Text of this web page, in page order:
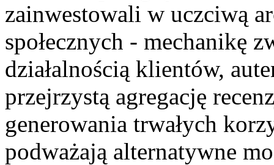
zainwestowali w uczciwą
społecznych - mechanikę
działalnością klientów,
przejrzystą agregację
generowania trwałych
podważają alternatywne